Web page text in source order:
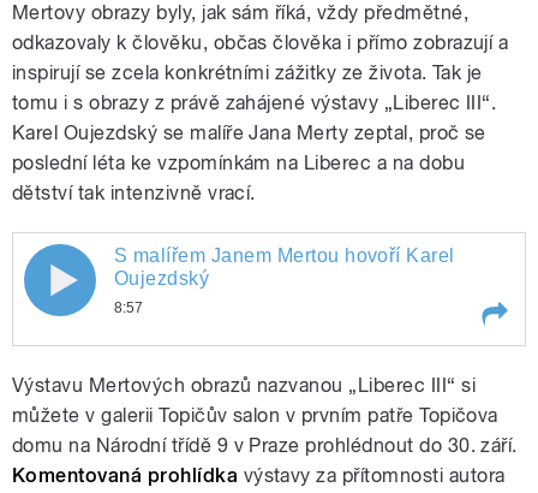
Mertovy obrazy byly, jak sám říká, vždy předmětné,
odkazovaly k člověku, občas člověka i přímo zobrazují a
inspirují se zcela konkrétními zážitky ze života. Tak je
tomu i s obrazy z právě zahájené výstavy „Liberec III“.
Karel Oujezdský se malíře Jana Merty zeptal, proč se
poslední léta ke vzpomínkám na Liberec a na dobu
dětství tak intenzivně vrací.
S malířem Janem Mertou hovoří Karel
Oujezdský
S malířem Janem Mertou hovoří Karel
Oujezdský
8:57
Oujezdský
Výstavu Mertových obrazů nazvanou „Liberec III“ si
můžete v galerii Topičův salon v prvním patře Topičova
domu na Národní třídě 9 v Praze prohlédnout do 30. září.
Komentovaná prohlídka výstavy za přítomnosti autora